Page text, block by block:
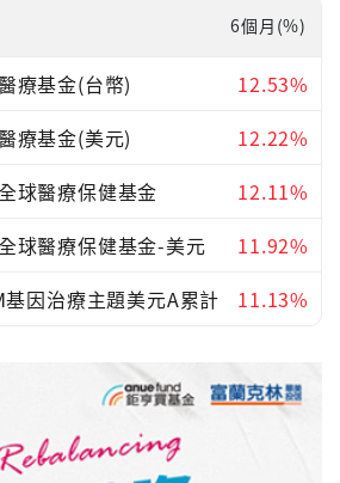
6個月(%)
療基金(台幣)
12.53%
療基金(美元)
12.22%
球醫療保健基金
12.11%
球醫療保健基金-美元
11.92%
因治療主題美元A累計
11.13%